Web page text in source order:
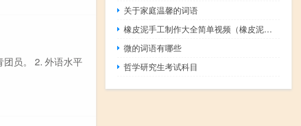
员。 2. 外语水平
关于家庭温馨的词语
橡皮泥手工制作大全简单视频（橡皮泥手工制作大全）
微的词语有哪些
哲学研究生考试科目